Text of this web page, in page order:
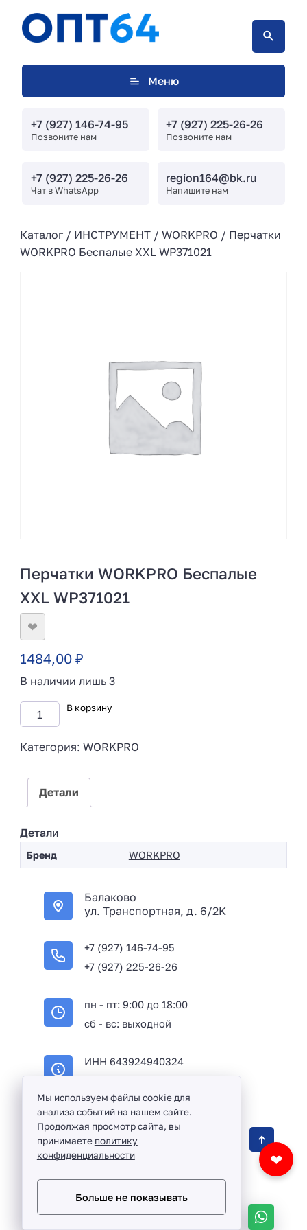
Меню
+7 (927) 146-74-95
Позвоните нам
+7 (927) 225-26-26
Позвоните нам
+7 (927) 225-26-26
Чат в WhatsApp
region164@bk.ru
Напишите нам
Каталог/ ИНСТРУМЕНТ/ WORKPRO / Перчатки
WORKPRO Беспалые XXL WP371021
Перчатки WORKPRO Беспалые
XXL WP371021
❤
1484,00 ₽
В наличии лишь 3
В корзину
Категория: WORKPRO
Детали
Детали
Бренд WORKPRO
Балаково
ул. Транспортная, д. 6/2К
+7 (927) 146-74-95
+7 (927) 225-26-26
пн - пт: 9:00 до 18:00
сб - вс: выходной
ИНН 643924940324
❤
Оптовая продажа сантехники и комплектующих
в Балаково и Саратовской области ©
Разработка сайта и дизайн:revtail.ru
Мы используем файлы cookie для
анализа событий на нашем сайте.
Продолжая просмотр сайта, вы
принимаете политику
конфиденциальности
Больше не показывать